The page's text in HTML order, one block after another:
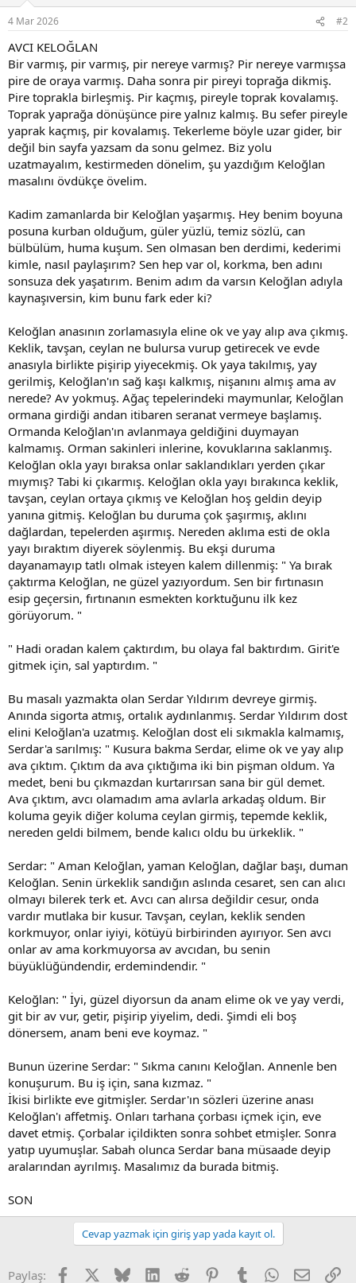
4 Mar 2026 #2
AVCI KELOĞLAN
Bir varmış, pir varmış, pir nereye varmış? Pir nereye varmışsa
pire de oraya varmış. Daha sonra pir pireyi toprağa dikmiş.
Pire toprakla birleşmiş. Pir kaçmış, pireyle toprak kovalamış.
Toprak yaprağa dönüşünce pire yalnız kalmış. Bu sefer pireyle
yaprak kaçmış, pir kovalamış. Tekerleme böyle uzar gider, bir
değil bin sayfa yazsam da sonu gelmez. Biz yolu
uzatmayalım, kestirmeden dönelim, şu yazdığım Keloğlan
masalını övdükçe övelim.
Kadim zamanlarda bir Keloğlan yaşarmış. Hey benim boyuna
posuna kurban olduğum, güler yüzlü, temiz sözlü, can
bülbülüm, huma kuşum. Sen olmasan ben derdimi, kederimi
kimle, nasıl paylaşırım? Sen hep var ol, korkma, ben adını
sonsuza dek yaşatırım. Benim adım da varsın Keloğlan adıyla
kaynaşıversin, kim bunu fark eder ki?
Keloğlan anasının zorlamasıyla eline ok ve yay alıp ava çıkmış.
Keklik, tavşan, ceylan ne bulursa vurup getirecek ve evde
anasıyla birlikte pişirip yiyecekmiş. Ok yaya takılmış, yay
gerilmiş, Keloğlan'ın sağ kaşı kalkmış, nişanını almış ama av
nerede? Av yokmuş. Ağaç tepelerindeki maymunlar, Keloğlan
ormana girdiği andan itibaren seranat vermeye başlamış.
Ormanda Keloğlan'ın avlanmaya geldiğini duymayan
kalmamış. Orman sakinleri inlerine, kovuklarına saklanmış.
Keloğlan okla yayı bıraksa onlar saklandıkları yerden çıkar
mıymış? Tabi ki çıkarmış. Keloğlan okla yayı bırakınca keklik,
tavşan, ceylan ortaya çıkmış ve Keloğlan hoş geldin deyip
yanına gitmiş. Keloğlan bu duruma çok şaşırmış, aklını
dağlardan, tepelerden aşırmış. Nereden aklıma esti de okla
yayı bıraktım diyerek söylenmiş. Bu ekşi duruma
dayanamayıp tatlı olmak isteyen kalem dillenmiş: " Ya bırak
çaktırma Keloğlan, ne güzel yazıyordum. Sen bir fırtınasın
esip geçersin, fırtınanın esmekten korktuğunu ilk kez
görüyorum. "
" Hadi oradan kalem çaktırdım, bu olaya fal baktırdım. Girit'e
gitmek için, sal yaptırdım. "
Bu masalı yazmakta olan Serdar Yıldırım devreye girmiş.
Anında sigorta atmış, ortalık aydınlanmış. Serdar Yıldırım dost
elini Keloğlan'a uzatmış. Keloğlan dost eli sıkmakla kalmamış,
Serdar'a sarılmış: " Kusura bakma Serdar, elime ok ve yay alıp
ava çıktım. Çıktım da ava çıktığıma iki bin pişman oldum. Ya
medet, beni bu çıkmazdan kurtarırsan sana bir gül demet.
Ava çıktım, avcı olamadım ama avlarla arkadaş oldum. Bir
koluma geyik diğer koluma ceylan girmiş, tepemde keklik,
nereden geldi bilmem, bende kalıcı oldu bu ürkeklik. "
Serdar: " Aman Keloğlan, yaman Keloğlan, dağlar başı, duman
Keloğlan. Senin ürkeklik sandığın aslında cesaret, sen can alıcı
olmayı bilerek terk et. Avcı can alırsa değildir cesur, onda
vardır mutlaka bir kusur. Tavşan, ceylan, keklik senden
korkmuyor, onlar iyiyi, kötüyü birbirinden ayırıyor. Sen avcı
onlar av ama korkmuyorsa av avcıdan, bu senin
büyüklüğündendir, erdemindendir. "
Keloğlan: " İyi, güzel diyorsun da anam elime ok ve yay verdi,
git bir av vur, getir, pişirip yiyelim, dedi. Şimdi eli boş
dönersem, anam beni eve koymaz. "
Bunun üzerine Serdar: " Sıkma canını Keloğlan. Annenle ben
konuşurum. Bu iş için, sana kızmaz. "
İkisi birlikte eve gitmişler. Serdar'ın sözleri üzerine anası
Keloğlan'ı affetmiş. Onları tarhana çorbası içmek için, eve
davet etmiş. Çorbalar içildikten sonra sohbet etmişler. Sonra
yatıp uyumuşlar. Sabah olunca Serdar bana müsaade deyip
aralarından ayrılmış. Masalımız da burada bitmiş.
SON
Cevap yazmak için giriş yap yada kayıt ol.
Paylaş: FacebookX (Twitter)
BlueskyLinkedInReddit PinterestTumblr WhatsApp
E-posta